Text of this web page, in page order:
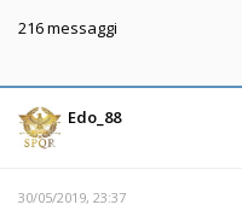
216 messaggi
Edo_88
30/05/2019, 23:37